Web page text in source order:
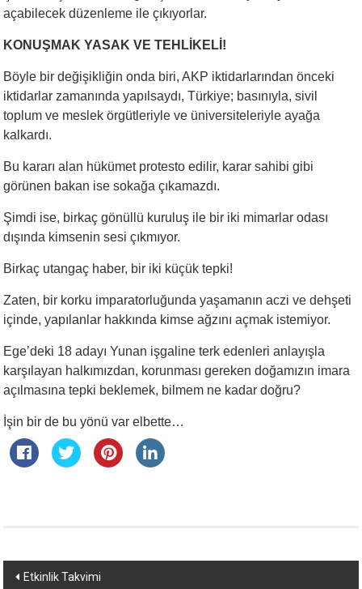
açabilecek düzenleme ile çıkıyorlar.
KONUŞMAK YASAK VE TEHLİKELİ!
Böyle bir değişikliğin onda biri, AKP iktidarlarından önceki
iktidarlar zamanında yapılsaydı, Türkiye; basınıyla, sivil
toplum ve meslek örgütleriyle ve üniversiteleriyle ayağa
kalkardı.
Bu kararı alan hükümet protesto edilir, karar sahibi gibi
görünen bakan ise sokağa çıkamazdı.
Şimdi ise, birkaç gönüllü kuruluş ile bir iki mimarlar odası
dışında kimsenin sesi çıkmıyor.
Birkaç utangaç haber, bir iki küçük tepki!
Zaten, bir korku imparatorluğunda yaşamanın aczi ve dehşeti
içinde, yapılanlar hakkında kimse ağzını açmak istemiyor.
Ege’deki 18 adayı Yunan işgaline terk edenleri anlayışla
karşılayan halkımızdan, korunması gereken doğamızın imara
açılmasına tepki beklemek, bilmem ne kadar doğru?
İşin bir de bu yönü var elbette…
Yazı
Etkinlik Takvimi